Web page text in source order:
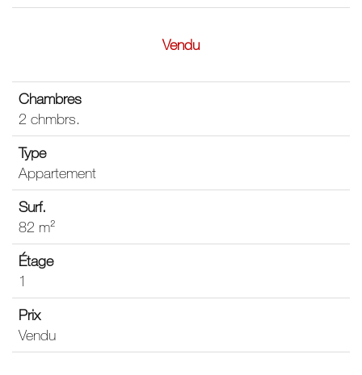
Vendu
2 chmbrs.
Appartement
82 m²
1
Vendu